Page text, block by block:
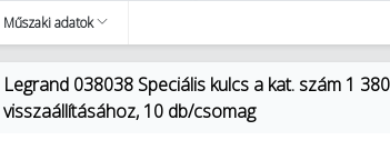
Műszaki adatok
Legrand 038038 Speciális kulcs a kat. szám 1
visszaállításához, 10 db/csomag